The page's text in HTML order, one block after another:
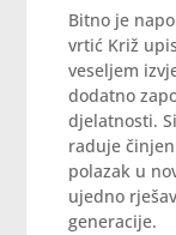
Bitno je
vrtić Križ
veseljem
dodatno
djelatnosti.
raduje
polazak u
ujedno
generacije.